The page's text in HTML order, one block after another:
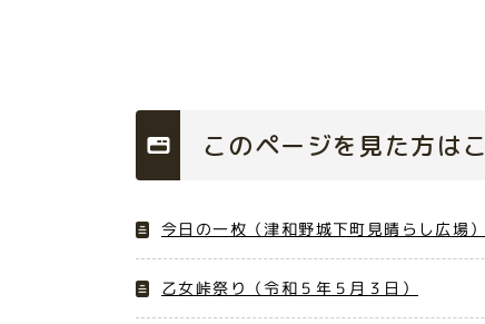
このページを見た方は
今日の一枚（津和野城下町見晴らし広場）
乙女峠祭り（令和５年５月３日）